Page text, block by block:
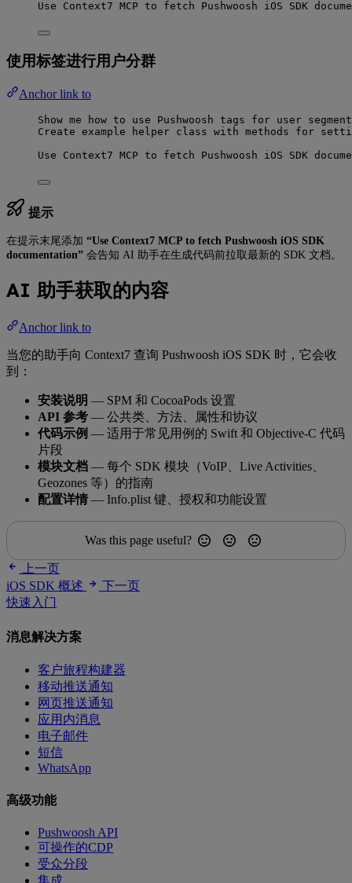
Use Context7 MCP to fetch Pushwoosh iOS SDK
使用标签进行用户分群
Anchor link to
Show me how to use Pushwoosh tags for user
Create example helper class with methods for
Use Context7 MCP to fetch Pushwoosh iOS SDK
提示
在提示末尾添加 “Use Context7 MCP to fetch Pushwoosh iOS SDK
documentation” 会告知 AI 助手在生成代码前拉取最新的 SDK 文档。
AI 助手获取的内容
Anchor link to
当您的助手向 Context7 查询 Pushwoosh iOS SDK 时，它会收
到：
安装说明 — SPM 和 CocoaPods 设置
API 参考 — 公共类、方法、属性和协议
代码示例 — 适用于常见用例的 Swift 和 Objective-C 代码
片段
模块文档 — 每个 SDK 模块（VoIP、Live Activities、
Geozones 等）的指南
配置详情 — Info.plist 键、授权和功能设置
Was this page useful?
上一页
iOS SDK 概述
下一页
快速入门
消息解决方案
客户旅程构建器
移动推送通知
网页推送通知
应用内消息
电子邮件
短信
WhatsApp
高级功能
Pushwoosh API
可操作的CDP
受众分段